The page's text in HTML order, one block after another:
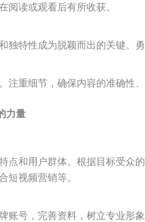
阅读或观看后有所收获。
独特性成为脱颖而出的关键。
注重细节，确保内容的准确性
力量
点和用户群体。根据目标受众
短视频营销等。
账号，完善资料，树立专业形